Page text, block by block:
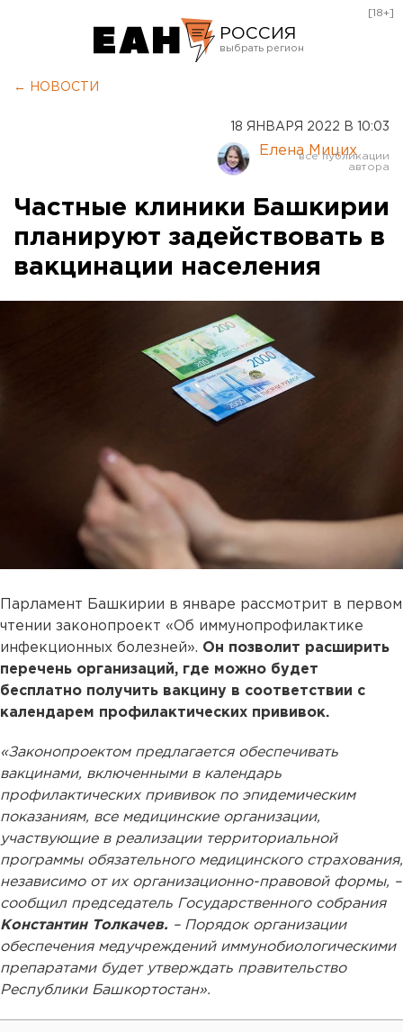
РОССИЯ
Курган
Оренбург
[18+]
← НОВОСТИ
18 ЯНВАРЯ 2022 В 10:03
Елена Мицих
Частные клиники Башкирии
планируют задействовать в
вакцинации населения
Парламент Башкирии в январе рассмотрит в первом
чтении законопроект «Об иммунопрофилактике
инфекционных болезней». Он позволит расширить
перечень организаций, где можно будет
бесплатно получить вакцину в соответствии с
календарем профилактических прививок.
«Законопроектом предлагается обеспечивать
вакцинами, включенными в календарь
профилактических прививок по эпидемическим
показаниям, все медицинские организации,
участвующие в реализации территориальной
программы обязательного медицинского страхования,
независимо от их организационно-правовой формы, –
сообщил председатель Государственного собрания
Константин Толкачев. – Порядок организации
обеспечения медучреждений иммунобиологическими
препаратами будет утверждать правительство
Республики Башкортостан».